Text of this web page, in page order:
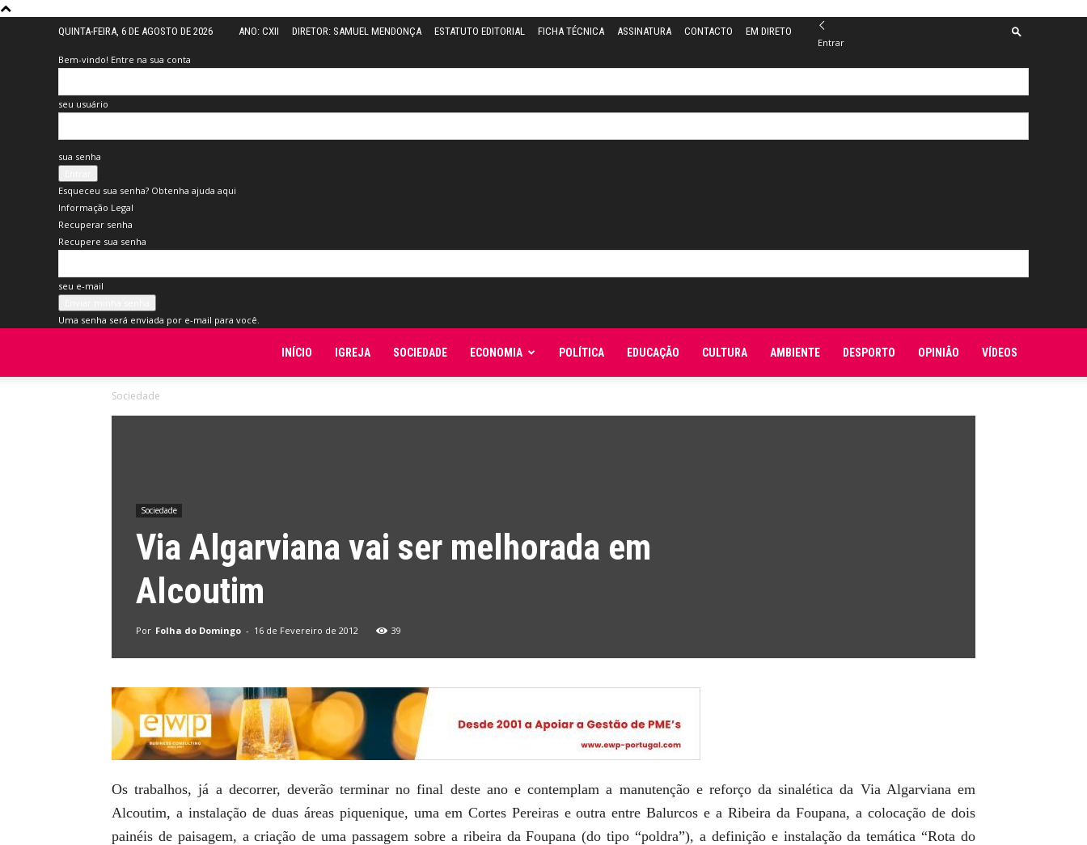
QUINTA-FEIRA, 6 DE AGOSTO DE 2026 ANO: CXII DIRETOR: SAMUEL MENDONÇA ESTATUTO EDITORIAL FICHA TÉCNICA ASSINATURA CONTACTO
EM DIRETO
Entrar
Bem-vindo! Entre na sua conta
seu usuário
sua senha
Esqueceu sua senha? Obtenha ajuda aqui
Informação Legal
Recuperar senha
Recupere sua senha
seu e-mail
Uma senha será enviada por e-mail para você.
INÍCIO IGREJA SOCIEDADE ECONOMIA POLÍTICA EDUCAÇÃO CULTURA AMBIENTE DESPORTO OPINIÃO VÍDEOS
Sociedade
Sociedade
Via Algarviana vai ser melhorada em
Alcoutim
Por Folha do Domingo - 16 de Fevereiro de 2012 39
Os trabalhos, já a decorrer, deverão terminar no final deste ano e contemplam a manutenção e reforço da sinalética da Via Algarviana em
Alcoutim, a instalação de duas áreas piquenique, uma em Cortes Pereiras e outra entre Balurcos e a Ribeira da Foupana, a colocação de dois
painéis de paisagem, a criação de uma passagem sobre a ribeira da Foupana (do tipo “poldra”), a definição e instalação da temática “Rota do